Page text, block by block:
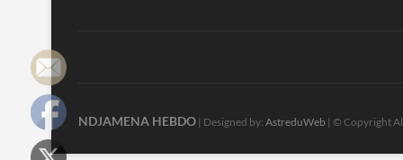
NDJAMENA HEBDO | Designed by: AstreduWeb | © Copyright